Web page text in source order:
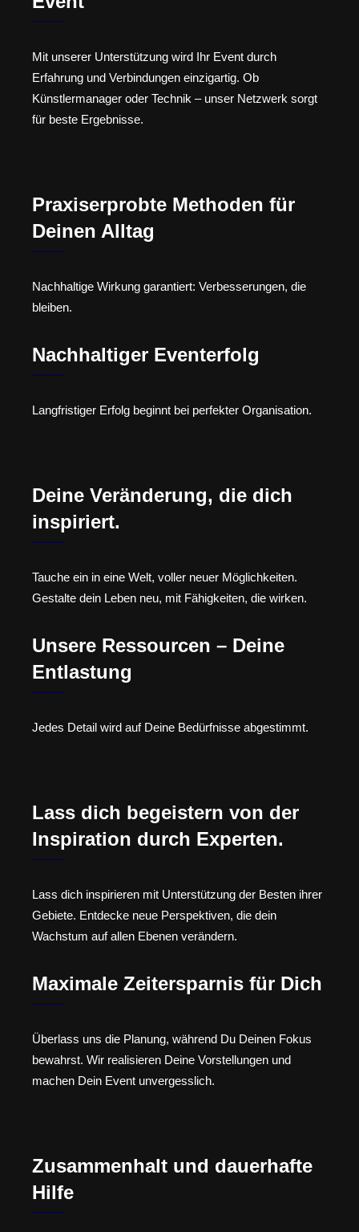
Mit unserer Unterstützung wird Ihr Event durch
Erfahrung und Verbindungen einzigartig. Ob
Künstlermanager oder Technik – unser Netzwerk sorgt
für beste Ergebnisse.
Praxiserprobte Methoden für
Deinen Alltag
Nachhaltige Wirkung garantiert: Verbesserungen, die
bleiben.
Nachhaltiger Eventerfolg
Langfristiger Erfolg beginnt bei perfekter Organisation.
Deine Veränderung, die dich
inspiriert.
Tauche ein in eine Welt, voller neuer Möglichkeiten.
Gestalte dein Leben neu, mit Fähigkeiten, die wirken.
Unsere Ressourcen – Deine
Entlastung
Jedes Detail wird auf Deine Bedürfnisse abgestimmt.
Lass dich begeistern von der
Inspiration durch Experten.
Lass dich inspirieren mit Unterstützung der Besten ihrer
Gebiete. Entdecke neue Perspektiven, die dein
Wachstum auf allen Ebenen verändern.
Maximale Zeitersparnis für Dich
Überlass uns die Planung, während Du Deinen Fokus
bewahrst. Wir realisieren Deine Vorstellungen und
machen Dein Event unvergesslich.
Zusammenhalt und dauerhafte
Hilfe